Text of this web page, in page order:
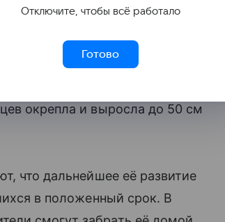
были сразу же помещены
за подачу в их
Килиан умер через
всего 450 грамм и
окрепла и выросла до 50 см
что дальнейшее её развитие
в положенный срок. В
Отключите, чтобы всё работало
Готово